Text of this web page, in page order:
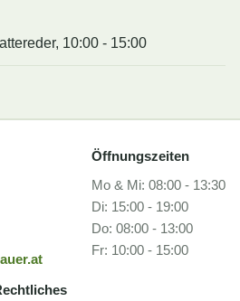
10:00 - 15:00
Öffnungszeiten
Mo & Mi: 08:00 - 13:30
Di: 15:00 - 19:00
Do: 08:00 - 13:00
Fr: 10:00 - 15:00